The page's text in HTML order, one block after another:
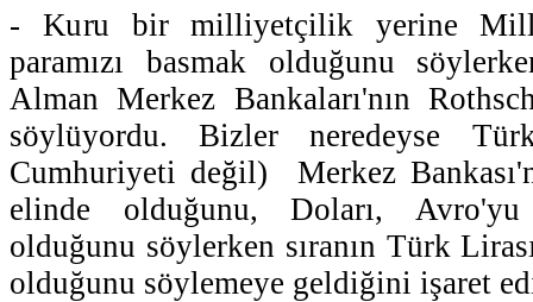
- Kuru bir milliyetçilik yerine
paramızı basmak olduğunu
Alman Merkez Bankaları'nın
söylüyordu. Bizler neredeyse
Cumhuriyeti değil) Merkez
elinde olduğunu, Doları, Avro'yu
olduğunu söylerken sıranın Türk
olduğunu söylemeye geldiğini işaret